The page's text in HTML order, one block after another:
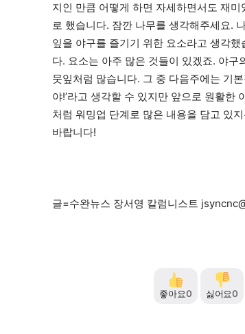
지인 만큼 어떻게 하면 자세하면서도 재
로 했습니다. 잠깐 나무를 생각해주세요.
잎을 야구를 즐기기 위한 요소라고 생각했
다. 요소는 아주 많은 것들이 있겠죠. 야구
뭇잎처럼 많습니다. 그 중 다음주에는 기
야!’라고 생각할 수 있지만 앞으로 원활한
처럼 워밍업 단계로 많은 내용을 담고 있
바랍니다!
글=수완뉴스 장서영 칼럼니스트
좋아요0 싫어요0